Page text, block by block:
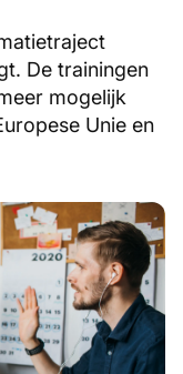
De trainingen
mogelijk
Unie en